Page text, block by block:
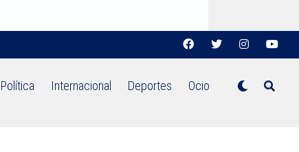
Política Internacional Deportes Ocio